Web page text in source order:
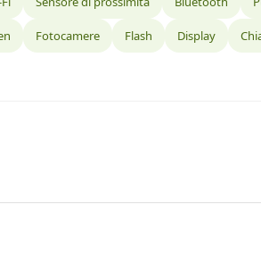
Fotocamere Flash Display